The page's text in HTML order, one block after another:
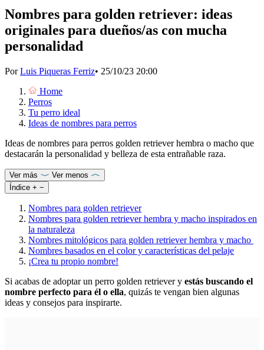
Nombres para golden retriever: ideas
originales para dueños/as con mucha
personalidad
PorLuis Piqueras Ferriz• 25/10/23 20:00
Home
Perros
Tu perro ideal
Ideas de nombres para perros
Ideas de nombres para perros golden retriever hembra o macho que
destacarán la personalidad y belleza de esta entrañable raza.
Ver más
Ver menos
Índice + −
Nombres para golden retriever
Nombres para golden retriever hembra y macho inspirados en
la naturaleza
Nombres mitológicos para golden retriever hembra y macho
Nombres basados en el color y características del pelaje
¡Crea tu propio nombre!
Si acabas de adoptar un perro golden retriever y estás buscando el
nombre perfecto para él o ella, quizás te vengan bien algunas
ideas y consejos para inspirarte.